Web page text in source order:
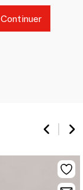
Continuer